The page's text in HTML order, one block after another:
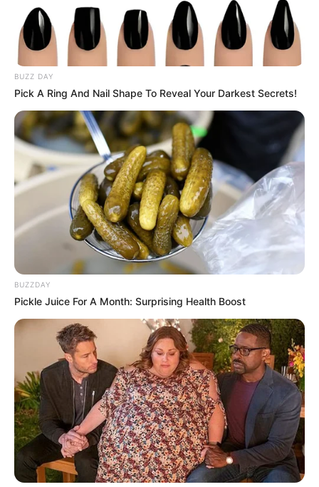
BUZZ DAY
Pick A Ring And Nail Shape To Reveal Your Darkest Secrets!
BUZZDAY
Pickle Juice For A Month: Surprising Health Boost